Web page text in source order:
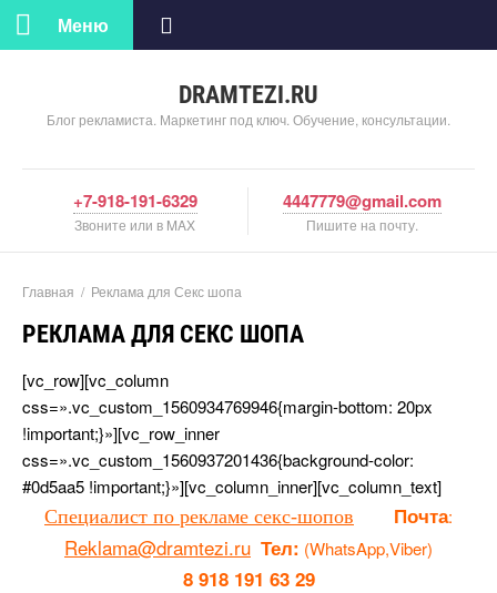
DRAMTEZI.RU
Блог рекламиста. Маркетинг под ключ. Обучение, консультации.
Меню
+7-918-191-6329
Звоните или в MAX
4447779@gmail.com
Пишите на почту.
Главная / Реклама для Секс шопа
РЕКЛАМА ДЛЯ СЕКС ШОПА
[vc_row][vc_column
css=».vc_custom_1560934769946{margin-bottom: 20px
!important;}»][vc_row_inner
css=».vc_custom_1560937201436{background-color:
#0d5aa5 !important;}»][vc_column_inner][vc_column_text]
Специалист по рекламе секс-шопо Почта:
Reklama@dramtezi.ru Тел: (WhatsApp,Viber)
8 918 191 63 29